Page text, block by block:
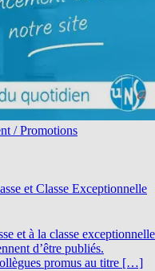
/ Promotions
et Classe Exceptionnelle
et à la classe exceptionnelle
d’être publiés.
promus au titre […]